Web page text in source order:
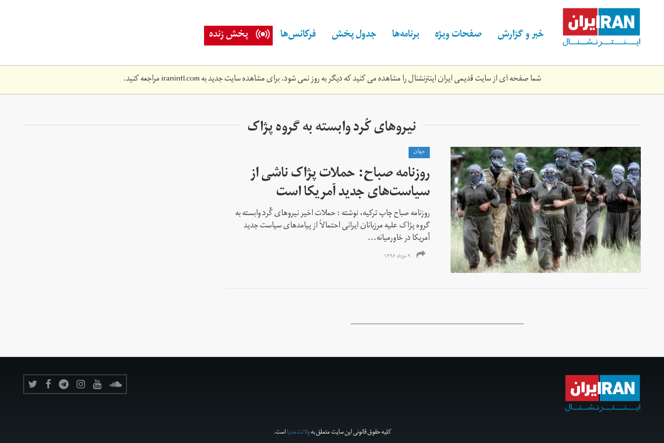
content خبر و گزارش صفحات ویژه برنامه‌ها جدول پخش فرکانس‌ها پخش زنده
شما صفحه ای از سایت قدیمی ایران اینترنشنال را مشاهده می کنید که دیگر به روز نمی شود. برای مشاهده سایت جدید بهiranintl.comمراجعه کنید.
نیروهای کُرد وابسته به گروه پژاک
جهان
روزنامه صباح: حملات پژاک ناشی از
سیاست‌های جدید آمریکا است
روزنامه صباح چاپ ترکیه، نوشته : حملات اخیر نیروهای کُرد وابسته به
گروه پژاک علیه مرزبانان ایرانی احتمالاً از پیامدهای سیاست جدید
آمریکا در خاورمیانه...
۹ خرداد ۱۳۹۶
کلیه حقوق قانونی این سایت متعلق بهولانت‌مدیااست.